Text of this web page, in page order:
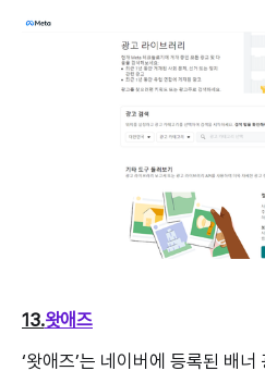
13.왓애즈
‘왓애즈’는 네이버에 등록된 배